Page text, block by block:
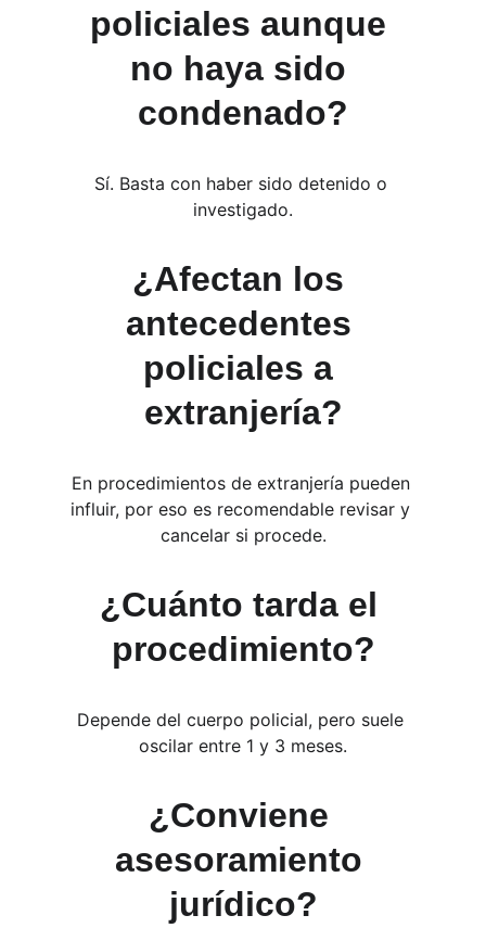
policiales aunque
no haya sido
condenado?
Sí. Basta con haber sido detenido o
investigado.
¿Afectan los
antecedentes
policiales a
extranjería?
En procedimientos de extranjería pueden
influir, por eso es recomendable revisar y
cancelar si procede.
¿Cuánto tarda el
procedimiento?
Depende del cuerpo policial, pero suele
oscilar entre 1 y 3 meses.
¿Conviene
asesoramiento
jurídico?